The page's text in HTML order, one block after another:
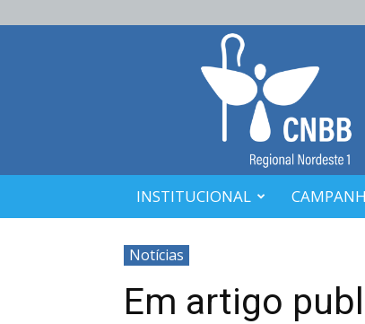
Nordeste
INSTITUCIONAL
Notícias
Em artigo